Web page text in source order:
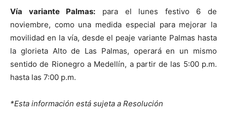
Vía variante Palmas: para el lunes festivo 6 de
noviembre, como una medida especial para mejorar la
movilidad en la vía, desde el peaje variante Palmas hasta
la glorieta Alto de Las Palmas, operará en un mismo
sentido de Rionegro a Medellín, a partir de las 5:00 p.m.
hasta las 7:00 p.m.
*Esta información está sujeta a Resolución